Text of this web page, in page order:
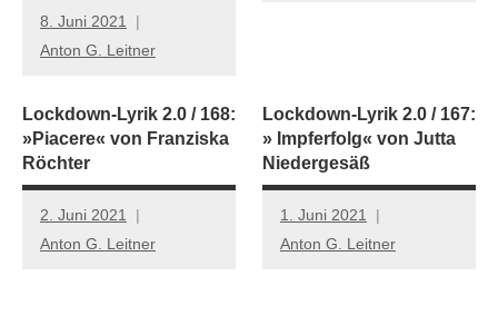
8. Juni 2021
Anton G. Leitner
Lockdown-Lyrik 2.0 / 168:
»Piacere« von Franziska
Röchter
2. Juni 2021
Anton G. Leitner
Lockdown-Lyrik 2.0 / 167:
» Impferfolg« von Jutta
Niedergesäß
1. Juni 2021
Anton G. Leitner